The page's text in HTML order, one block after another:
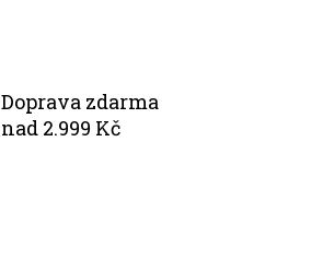
Doprava zdarma
nad 2.999 Kč